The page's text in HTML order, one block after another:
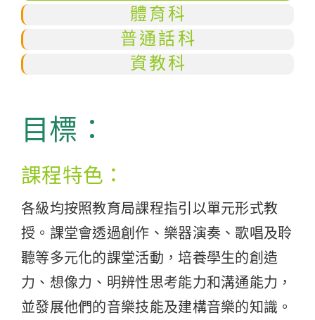
體育科
普通話科
資教科
目標：
課程特色：
各級均按照教育局課程指引以單元形式教
授。課堂會透過創作、樂器演奏、歌唱及聆
聽等多元化的課堂活動，培養學生的創造
力、想像力、明辨性思考能力和溝通能力，
並發展他們的音樂技能及建構音樂的知識。